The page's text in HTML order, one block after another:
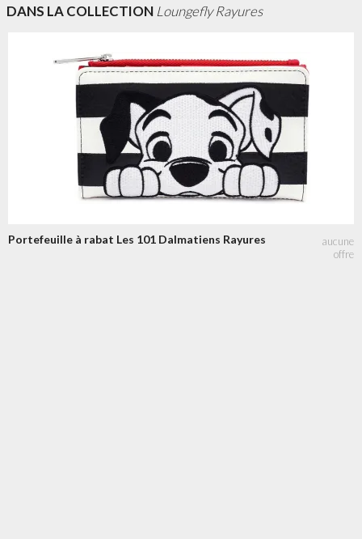
DANS LA COLLECTION Loungefly Rayures
Portefeuille à rabat Les 101 Dalmatiens Rayures